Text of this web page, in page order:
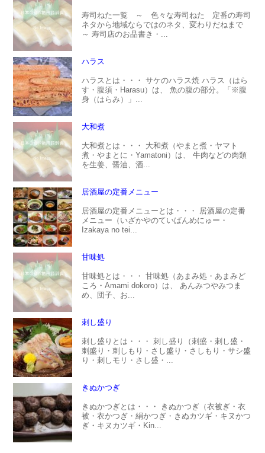
寿司ねた一覧 ～ 色々な寿司ねた 定番の寿司
ネタから地域ならではのネタ、変わりだねまで
～ 寿司店のお品書き・...
ハラス
ハラスとは・・・ サケのハラス焼 ハラス（はら
す・腹須・Harasu）は、 魚の腹の部分。「※腹
身（はらみ）」...
大和煮
大和煮とは・・・ 大和煮（やまと煮・ヤマト
煮・やまとに・Yamatoni）は、 牛肉などの肉類
を生姜、醤油、酒...
居酒屋の定番メニュー
居酒屋の定番メニューとは・・・ 居酒屋の定番
メニュー（いざかやのていばんめにゅー・
Izakaya no tei...
甘味処
甘味処とは・・・ 甘味処（あまみ処・あまみど
ころ・Amami dokoro）は、 あんみつやみつま
め、団子、お...
刺し盛り
刺し盛りとは・・・ 刺し盛り（刺盛・刺し盛・
刺盛り・刺しもり・さし盛り・さしもり・サシ盛
り・刺しモリ・さし盛・...
きぬかつぎ
きぬかつぎとは・・・ きぬかつぎ（衣被ぎ・衣
被・衣かつぎ・絹かつぎ・きぬカツギ・キヌかつ
ぎ・キヌカツギ・Kin...